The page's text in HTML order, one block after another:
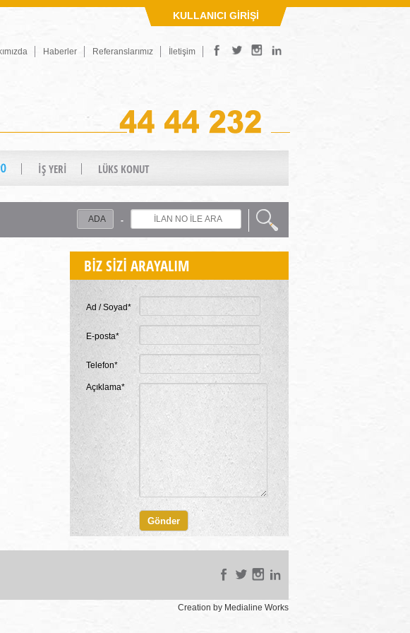
KULLANICI GİRİŞİ
Haberler Referanslarımız İletişim
İŞ YERİ LÜKS KONUT
-
BİZ SİZİ ARAYALIM
Ad / Soyad*
E-posta*
Telefon*
Açıklama*
Creation by Medialine Works